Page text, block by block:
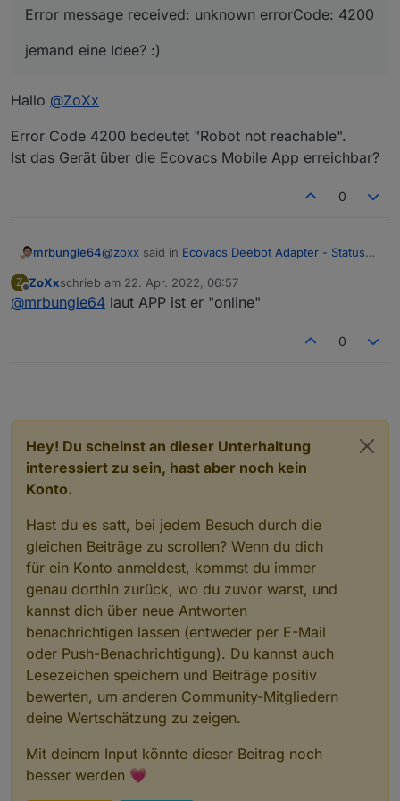
Error message received: unknown errorCode: 4200
jemand eine Idee? :)
Hallo @ZoXx
Error Code 4200 bedeutet "Robot not reachable".
Ist das Gerät über die Ecovacs Mobile App erreichbar?
0
mrbungle64@zoxx said in Ecovacs Deebot Adapter - Status
Hallo in die Runde,
Z
Offline
ZoXxschrieb am 22. Apr. 2022, 06:57
zuletzt editiert von
@mrbungle64 laut APP ist er "online"
0
Hey! Du scheinst an dieser Unterhaltung
interessiert zu sein, hast aber noch kein
Konto.
Hast du es satt, bei jedem Besuch durch die
gleichen Beiträge zu scrollen? Wenn du dich
für ein Konto anmeldest, kommst du immer
genau dorthin zurück, wo du zuvor warst, und
kannst dich über neue Antworten
benachrichtigen lassen (entweder per E-Mail
oder Push-Benachrichtigung). Du kannst auch
Lesezeichen speichern und Beiträge positiv
bewerten, um anderen Community-Mitgliedern
deine Wertschätzung zu zeigen.
Mit deinem Input könnte dieser Beitrag noch
besser werden 💗